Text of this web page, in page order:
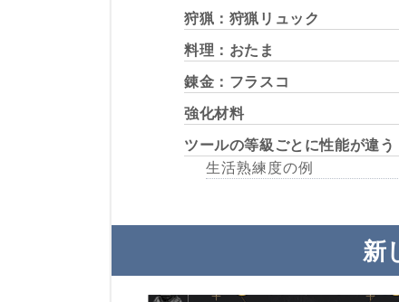
狩猟：狩猟リュック
料理：おたま
錬金：フラスコ
強化材料
ツールの等級ごとに性能が違う
生活熟練度の例
新